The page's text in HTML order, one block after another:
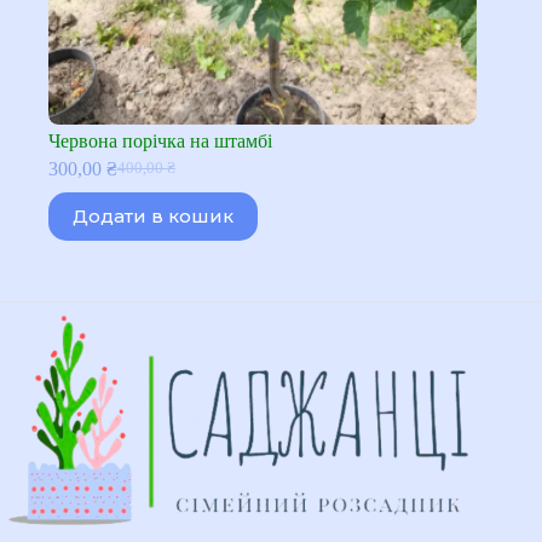
Червона порічка на штамбі
400,00₴
Оригінальна
ціна:
400,00 ₴.
300,00 ₴Поточна
ціна:
300,00 ₴.
Додати в кошик